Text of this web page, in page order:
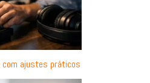
com ajustes práticos